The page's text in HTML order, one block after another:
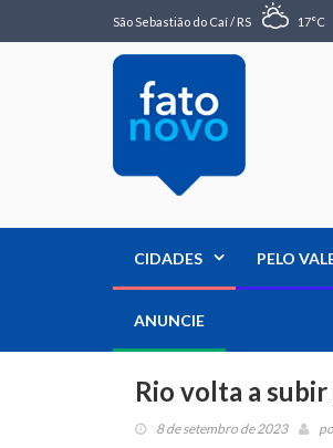
São Sebastião do Caí / RS 17°C
CIDADES PELO
ANUNCIE
Rio volta a subir
8 de setembro de 2023